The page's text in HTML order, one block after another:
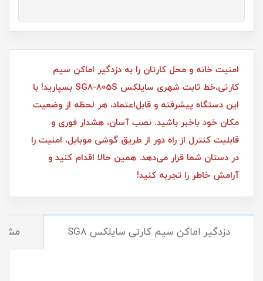
امنیت خانه و محل کارتان را به دزدگیر اماکن سیم
کارتی،خط ثابت شهری سایلکس SG8-805S بسپارید! با
این دستگاه پیشرفته و قابل‌اعتماد، هر لحظه از وضعیت
مکان خود باخبر باشید. نصب آسان، هشدار فوری و
قابلیت کنترل از راه دور از طریق گوشی موبایل، امنیت را
در دستان شما قرار می‌دهد. همین حالا اقدام کنید و
آرامش خاطر را تجربه کنید!
دزدگیر اماکن سیم کارتی سایلکس SG8